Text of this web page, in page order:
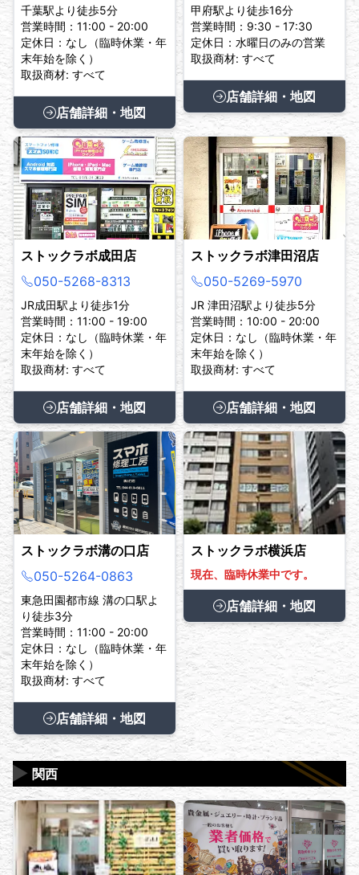
千葉駅より徒歩5分
営業時間：11:00 - 20:00
定休日：なし（臨時休業・年
末年始を除く）
取扱商材: すべて
店舗詳細・地図
甲府駅より徒歩16分
営業時間：9:30 - 17:30
定休日：水曜日のみの営業
取扱商材: すべて
店舗詳細・地図
ストックラボ成田店
050-5268-8313
JR成田駅より徒歩1分
営業時間：11:00 - 19:00
定休日：なし（臨時休業・年
末年始を除く）
取扱商材: すべて
店舗詳細・地図
ストックラボ津田沼店
050-5269-5970
JR 津田沼駅より徒歩5分
営業時間：10:00 - 20:00
定休日：なし（臨時休業・年
末年始を除く）
取扱商材: すべて
店舗詳細・地図
ストックラボ溝の口店
050-5264-0863
東急田園都市線 溝の口駅よ
り徒歩3分
営業時間：11:00 - 20:00
定休日：なし（臨時休業・年
末年始を除く）
取扱商材: すべて
店舗詳細・地図
ストックラボ横浜店
現在、臨時休業中です。
店舗詳細・地図
関西
▶